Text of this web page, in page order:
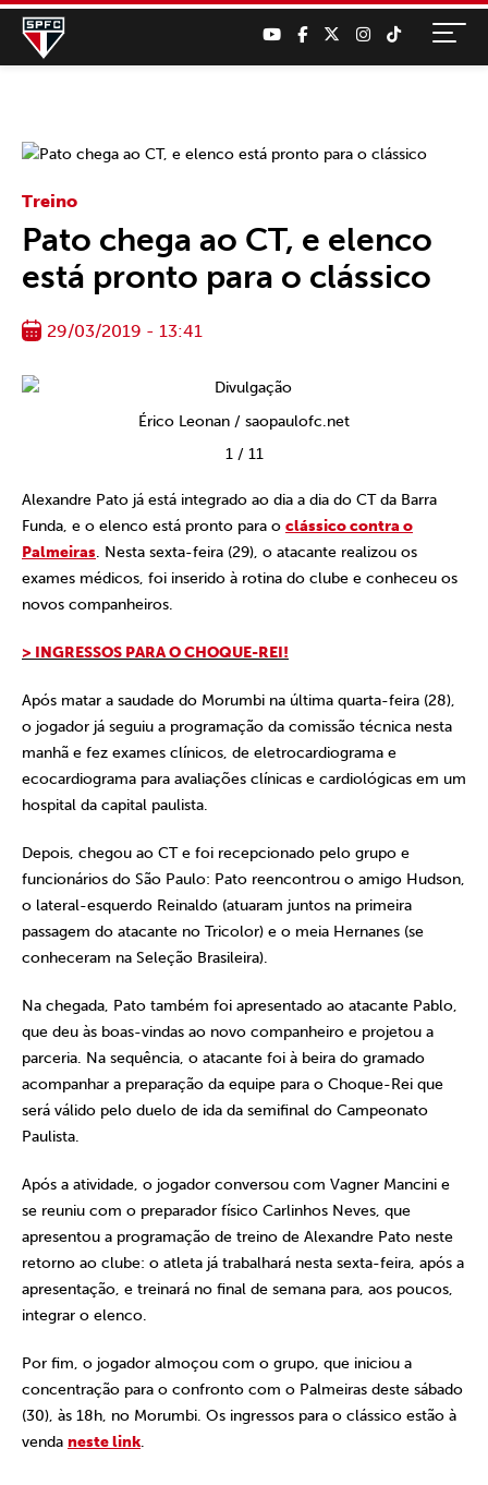
Treino
Pato chega ao CT, e elenco
está pronto para o clássico
29/03/2019 - 13:41
Érico Leonan / saopaulofc.net
1/ 11
Alexandre Pato já está integrado ao dia a dia do CT da Barra
Funda, e o elenco está pronto para o clássico contra o
Palmeiras. Nesta sexta-feira (29), o atacante realizou os
exames médicos, foi inserido à rotina do clube e conheceu os
novos companheiros.
> INGRESSOS PARA O CHOQUE-REI!
Após matar a saudade do Morumbi na última quarta-feira (28),
o jogador já seguiu a programação da comissão técnica nesta
manhã e fez exames clínicos, de eletrocardiograma e
ecocardiograma para avaliações clínicas e cardiológicas em um
hospital da capital paulista.
Depois, chegou ao CT e foi recepcionado pelo grupo e
funcionários do São Paulo: Pato reencontrou o amigo Hudson,
o lateral-esquerdo Reinaldo (atuaram juntos na primeira
passagem do atacante no Tricolor) e o meia Hernanes (se
conheceram na Seleção Brasileira).
Na chegada, Pato também foi apresentado ao atacante Pablo,
que deu às boas-vindas ao novo companheiro e projetou a
parceria. Na sequência, o atacante foi à beira do gramado
acompanhar a preparação da equipe para o Choque-Rei que
será válido pelo duelo de ida da semifinal do Campeonato
Paulista.
Após a atividade, o jogador conversou com Vagner Mancini e
se reuniu com o preparador físico Carlinhos Neves, que
apresentou a programação de treino de Alexandre Pato neste
retorno ao clube: o atleta já trabalhará nesta sexta-feira, após a
apresentação, e treinará no final de semana para, aos poucos,
integrar o elenco.
Por fim, o jogador almoçou com o grupo, que iniciou a
concentração para o confronto com o Palmeiras deste sábado
(30), às 18h, no Morumbi. Os ingressos para o clássico estão à
venda neste link.